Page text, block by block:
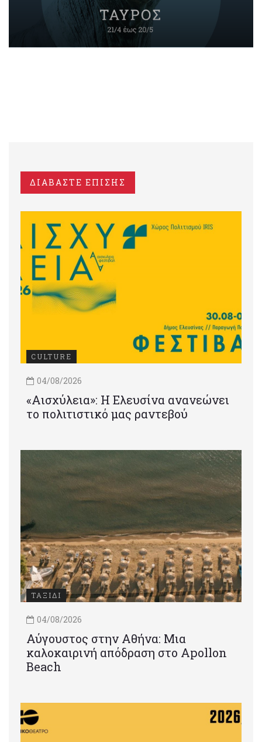
ΔΙΑΒΑΣΤΕ ΕΠΙΣΗΣ
CULTURE
04/08/2026
«Αισχύλεια»: Η Ελευσίνα ανανεώνει
το πολιτιστικό μας ραντεβού
ΤΑΞΙΔΙ
04/08/2026
Αύγουστος στην Αθήνα: Μια
καλοκαιρινή απόδραση στο Apollon
Beach